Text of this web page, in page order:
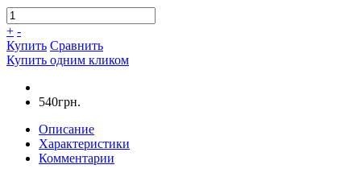
+ -
Купить Сравнить
Купить одним кликом
540грн.
Описание
Характеристики
Комментарии